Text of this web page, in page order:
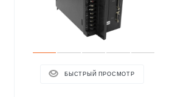
БЫСТРЫЙ ПРОСМОТР